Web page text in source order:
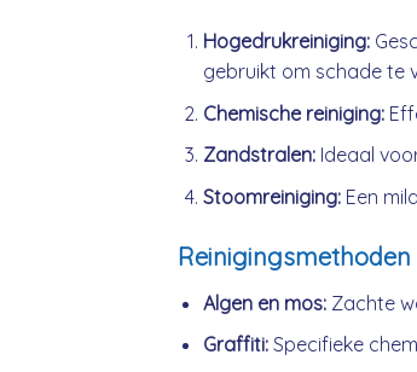
Hogedrukreiniging:
gebruikt om schade te
Chemische reiniging:
Zandstralen:Ideaal
Stoomreiniging:Een
Algen en mos:Zachte
Graffiti:Specifieke